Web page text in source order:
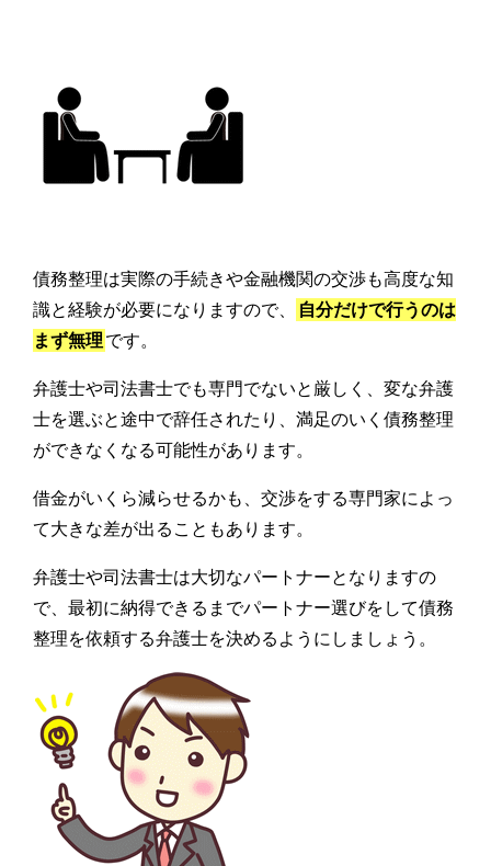
債務整理は実際の手続きや金融機関の交渉も高度な知
識と経験が必要になりますので、
自分だけで行うのは
まず無理 です。
弁護士や司法書士でも専門でないと厳しく、変な弁護
士を選ぶと途中で辞任されたり、満足のいく債務整理
ができなくなる可能性があります。
借金がいくら減らせるかも、交渉をする専門家によっ
て大きな差が出ることもあります。
弁護士や司法書士は大切なパートナーとなりますの
で、最初に納得できるまでパートナー選びをして債務
整理を依頼する弁護士を決めるようにしましょう。